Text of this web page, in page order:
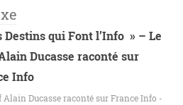
Destins qui Font l’Info » – Le
Ducasse raconté sur
Info
Alain Ducasse raconté sur France Info -